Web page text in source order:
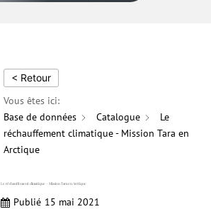
< Retour
Vous êtes ici:
Base de données
Catalogue
Le
réchauffement climatique - Mission Tara en
Arctique
Le réchauffement climatique – Mission Tara en Arctique
Publié 15 mai 2021